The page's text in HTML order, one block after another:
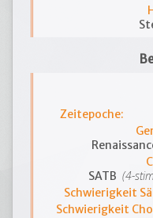
Zeitepoche:
SATB (4-
Schwierigkeit
Schwierigkeit